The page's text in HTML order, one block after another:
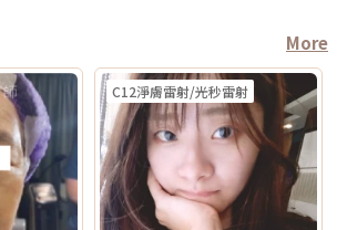
受此類治療，除非有醫療必要且經監護人與專業醫
的能量作用以機械式震動為主，而非傳統以
，因此對周邊組織較為溫和，修復期相對短。搭配
護，可讓能量更集中在斑點本身，減少熱擴散造成
需要更加精準、可控的淺層色素改善者，是較新的
能看到效果嗎？需要做幾次比較理想？淺層曬
半能看到初步變化；但深層或混合型色素通常需要
序淡化」的方式呈現。實際次數與間隔仍須依個人
Q3：Reepot 是否有反黑風險？術後該注意什麼？
反黑風險，但 Reepot 因熱傷害較低、加上冷卻系
後的關鍵在於防曬和保濕，尤其治療後一週避免曝
同時有鬆和垂：可以和醫師討論電音波搭配。這
會用「複合式療程」來做規劃。不是每個人都只需
化主要發生在哪一層，再決定適合電波、音波，還
以一起打嗎？可以，但不是每個人都一定需要。電
所以在醫師評估下，兩者確實可以搭配。常見做法
提，再用電波改善皮膚緊緻與膚質鬆弛，讓效果更
「全部打越多越好」。發數、能量、施作順序、間
臉部條件設計。如果臉部脂肪偏少、皮膚偏薄、曾
剛打過針劑，更要讓醫師完整評估，避免過度治
意哪些事？第一，先判斷自己是哪一種老化問題在
急著問「哪個比較好」，而是要先看自己的老化問
常見可分成四大類：組織鬆弛下垂、結構性凹陷、
波和音波主要處理的是「鬆弛與下垂」這一類問
不同 常見效果感受 膚質變細、臉
很多人看
覺得很難懂，其實可以用生活化的方式理解。單極
較深、較廣的範圍，主要作用於較深層皮膚組織
用於緊緻與支撐感相關需求。鳳凰電波即屬於單極
是將能量集中在兩個電極之間，作用範圍相對較
drdeungskinclinic/張英睿皮膚專科診所地
一段118號電話：(02)-2250-6065LINE：
page.line.me/xat.0000195926.1nz?
More
C12淨膚雷射/光秒雷射